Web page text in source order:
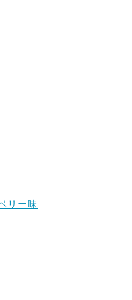
リー味